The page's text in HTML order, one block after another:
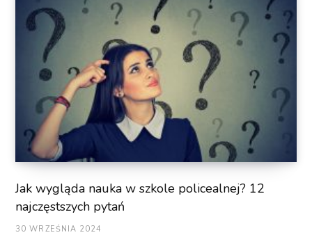
Jak wygląda nauka w szkole policealnej? 12
najczęstszych pytań
30 WRZEŚNIA 2024